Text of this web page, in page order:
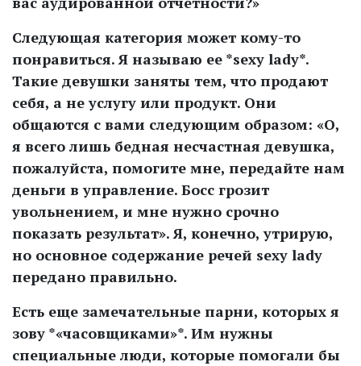
Следующая категория может кому-то
понравиться. Я называю ее *sexy lady*.
Такие девушки заняты тем, что продают
себя, а не услугу или продукт. Они
общаются с вами следующим образом: «О,
я всего лишь бедная несчастная девушка,
пожалуйста, помогите мне, передайте нам
деньги в управление. Босс грозит
увольнением, и мне нужно срочно
показать результат». Я, конечно, утрирую,
но основное содержание речей sexy lady
передано правильно.
Есть еще замечательные парни, которых я
зову *«часовщиками»*. Им нужны
специальные люди, которые помогали бы